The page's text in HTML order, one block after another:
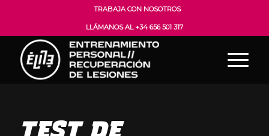
TRABAJA CON NOSOTROS
LLÁMANOS AL +34 656 501 317